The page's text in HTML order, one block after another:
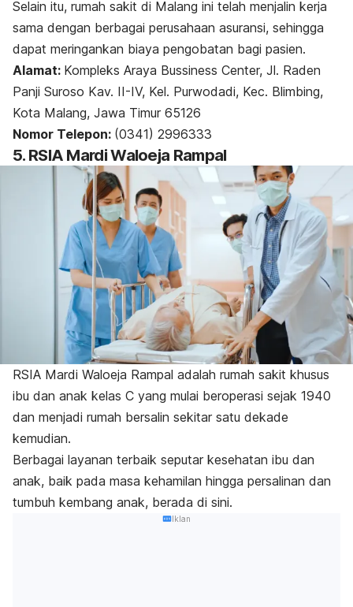
Selain itu, rumah sakit di Malang ini telah menjalin kerja
sama dengan berbagai perusahaan asuransi, sehingga
dapat meringankan biaya pengobatan bagi pasien.
Alamat: Kompleks Araya Bussiness Center, Jl. Raden
Panji Suroso Kav. II-IV, Kel. Purwodadi, Kec. Blimbing,
Kota Malang, Jawa Timur 65126
Nomor Telepon: (0341) 2996333
5. RSIA Mardi Waloeja Rampal
RSIA Mardi Waloeja Rampal adalah rumah sakit khusus
ibu dan anak kelas C yang mulai beroperasi sejak 1940
dan menjadi rumah bersalin sekitar satu dekade
kemudian.
Berbagai layanan terbaik seputar kesehatan ibu dan
anak, baik pada masa kehamilan hingga persalinan dan
tumbuh kembang anak, berada di sini.
Iklan